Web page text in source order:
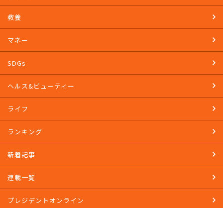
教養
マネー
SDGs
ヘルス&ビューティー
ライフ
ランキング
新着記事
連載一覧
プレジデントオンライン